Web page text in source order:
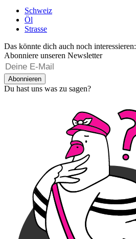
Schweiz
Öl
Strasse
Das könnte dich auch noch interessieren:
Abonniere unseren Newsletter
Abonnieren
Du hast uns was zu sagen?